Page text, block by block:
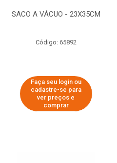
SACO A VÁCUO - 23X35CM
Código: 65892
Faça seu login ou
cadastre-se para
ver preços e
comprar